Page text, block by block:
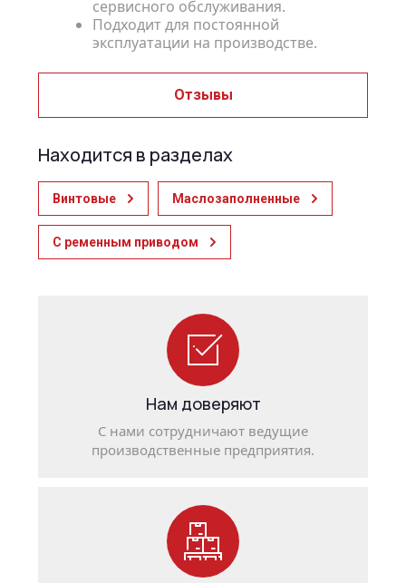
сервисного обслуживания.
Подходит для постоянной
эксплуатации на производстве.
Отзывы
Находится в разделах
Винтовые Маслозаполненные
С ременным приводом
Нам доверяют
С нами сотрудничают ведущие
производственные предприятия.